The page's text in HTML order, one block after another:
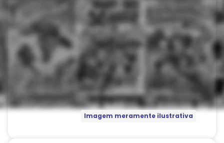
Imagem meramente ilustrativa